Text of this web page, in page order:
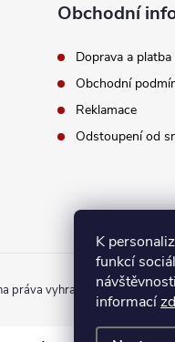
K
funkcí
informací
Obchodní
Doprava a platba
Obchodní
Reklamace
Odstoupení od
práva vyhrazena.Upravit